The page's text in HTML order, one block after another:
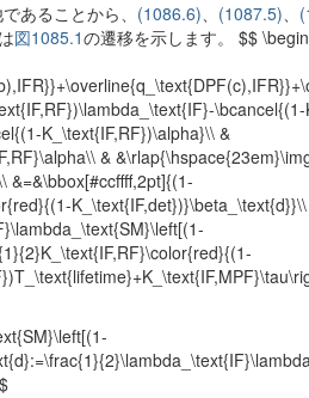
あることから、 (1086.6)、 (1087.5)、
は図1085.1の遷移を示します。 $$
K_\text{IF,RF})\alpha}\\ &
&
&=&\bbox[#ccffff,2pt]{(1-